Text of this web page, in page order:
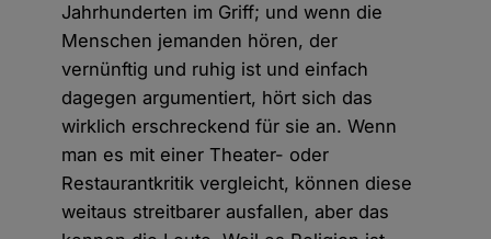
Jahrhunderten im Griff; und wenn die
Menschen jemanden hören, der
vernünftig und ruhig ist und einfach
dagegen argumentiert, hört sich das
wirklich erschreckend für sie an. Wenn
man es mit einer Theater- oder
Restaurantkritik vergleicht, können diese
weitaus streitbarer ausfallen, aber das